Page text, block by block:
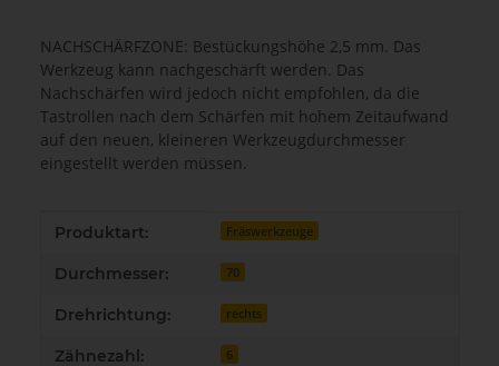
NACHSCHÄRFZONE: Bestückungshöhe 2,5 mm. Das
Werkzeug kann nachgeschärft werden. Das
Nachschärfen wird jedoch nicht empfohlen, da die
Tastrollen nach dem Schärfen mit hohem Zeitaufwand
auf den neuen, kleineren Werkzeugdurchmesser
eingestellt werden müssen.
Produkteigenschaft
Wert
Produktart: Fräswerkzeuge
Durchmesser: 70
Drehrichtung: rechts
Zähnezahl: 6